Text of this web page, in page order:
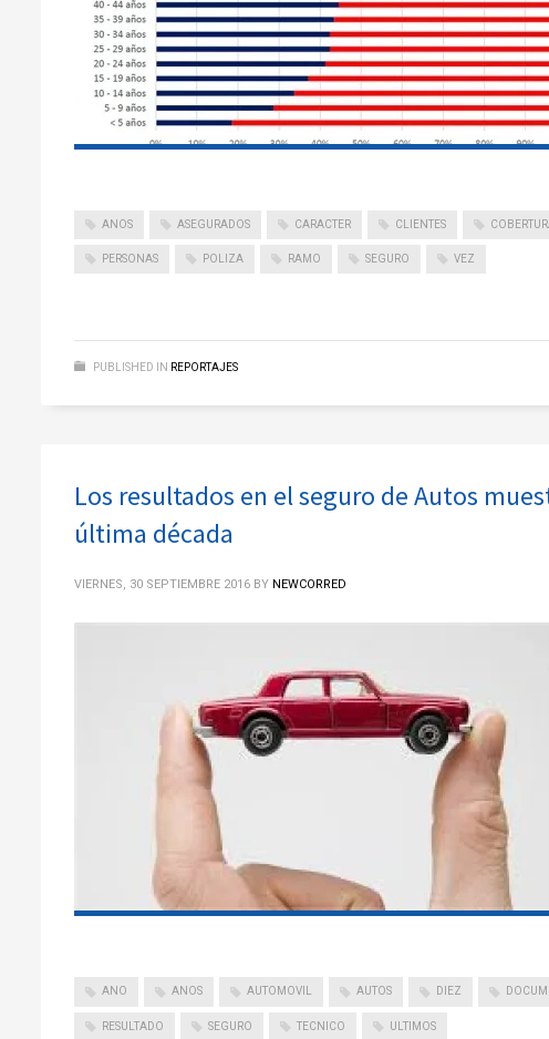
ANOS ASEGURADOS CARACTER CLIENTES
PERSONAS POLIZA RAMO SEGURO VEZ
PUBLISHED IN REPORTAJES
Los resultados en el seguro de Autos
última década
VIERNES, 30 SEPTIEMBRE 2016 BY NEWCORRED
ANO ANOS AUTOMOVIL AUTOS DIEZ
RESULTADO SEGURO TECNICO ULTIMOS